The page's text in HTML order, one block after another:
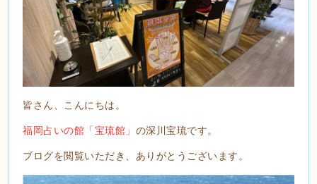
皆さん、こんにちは。
福岡占いの館「宝琉館」 の深川宝琉です。
ブログを閲覧いただき、ありがとうございます。